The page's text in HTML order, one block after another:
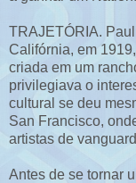
TRAJETÓRIA.
Califórnia, em
criada em um
privilegiava o
cultural se deu
San Francisco,
artistas de
Antes de se tornar